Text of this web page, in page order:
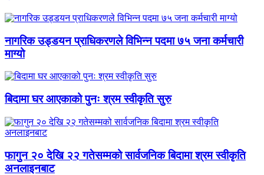
नागरिक उड्डयन प्राधिकरणले विभिन्न पदमा ७५ जना कर्मचारी
माग्यो
बिदामा घर आएकाको पुनः श्रम स्वीकृति सुरु
फागुन २० देखि २२ गतेसम्मको सार्वजनिक बिदामा श्रम स्वीकृति
अनलाइनबाट